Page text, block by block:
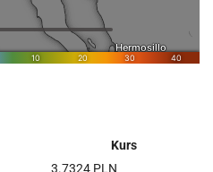
Kurs
3.7324 PLN